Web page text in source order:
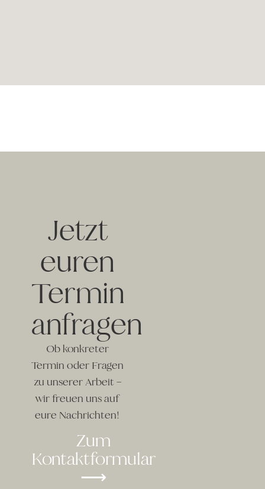
Jetzt
euren
Termin
anfragen
Ob konkreter
Termin oder Fragen
zu unserer Arbeit –
wir freuen uns auf
eure Nachrichten!
Zum
Kontaktformular
⟶